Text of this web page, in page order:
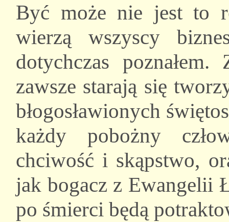
Być może nie jest to
wierzą wszyscy
dotychczas
zawsze starają się
błogosławionych
każdy pobożny
chciwość i skąpstwo,
jak bogacz z Ewangelii
po śmierci będą